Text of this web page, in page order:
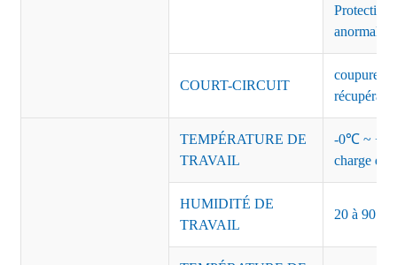
Protection
anormales
COURT-CIRCUIT
coupure
TEMPÉRATURE DE
TRAVAIL
-0℃ ~
charge de
HUMIDITÉ DE
TRAVAIL
20 à 90 %